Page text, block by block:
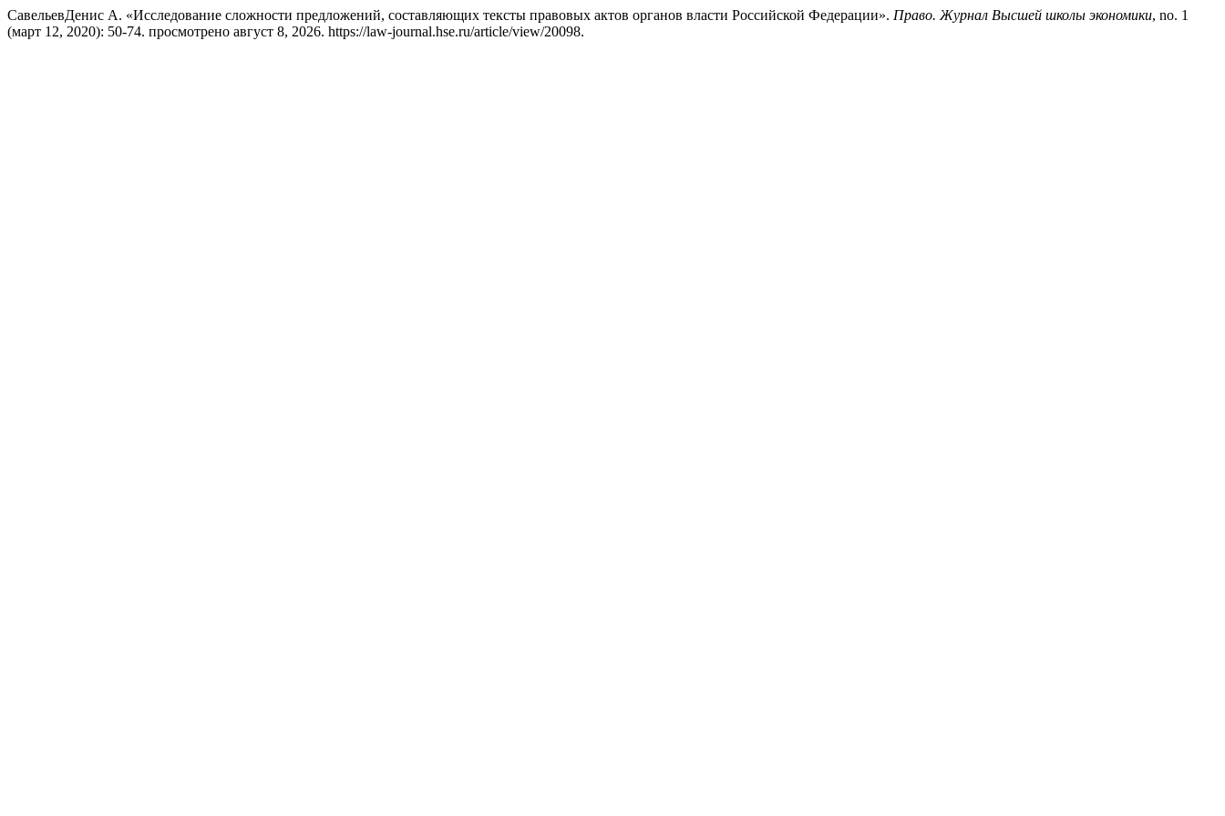
СавельевДенис А. «Исследование сложности предложений, составляющих тексты правовых актов органов власти Российской Федерации». Право. Журнал Высшей школы экономики, no. 1
(март 12, 2020): 50-74. просмотрено август 8, 2026. https://law-journal.hse.ru/article/view/20098.